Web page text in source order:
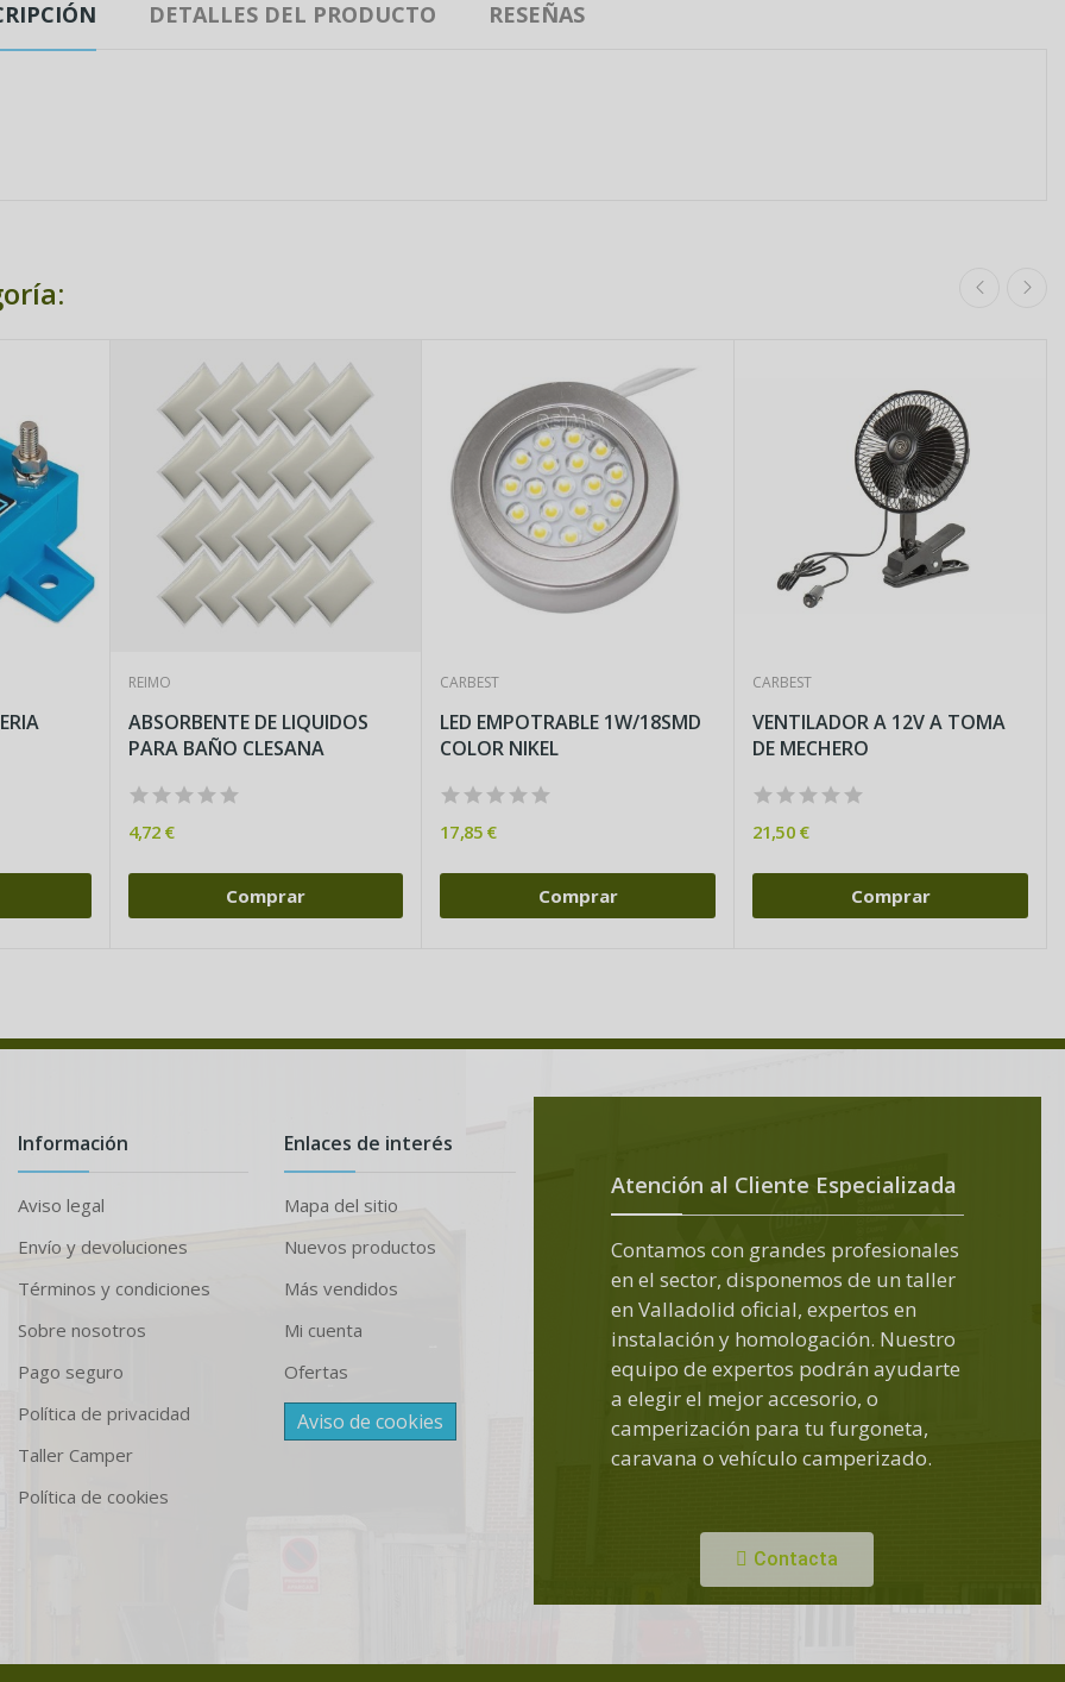
DETALLES DEL PRODUCTO RESEÑAS
REIMO
ABSORBENTE DE LIQUIDOS
PARA BAÑO CLESANA
4,72 €
Comprar
CARBEST
LED EMPOTRABLE 1W/18SMD
COLOR NIKEL
17,85 €
Comprar
CARBEST
VENTILADOR A 12V A TOMA
DE MECHERO
21,50 €
Comprar
Información
Aviso legal
Envío y devoluciones
Términos y condiciones
Sobre nosotros
Pago seguro
Política de privacidad
Taller Camper
Política de cookies
Enlaces de interés
Mapa del sitio
Nuevos productos
Más vendidos
Mi cuenta
Ofertas
Aviso de cookies
Atención al Cliente Especializada
Contamos con grandes profesionales
en el sector, disponemos de un taller
en Valladolid oficial, expertos en
instalación y homologación. Nuestro
equipo de expertos podrán ayudarte
a elegir el mejor accesorio, o
camperización para tu furgoneta,
caravana o vehículo camperizado.
Contacta